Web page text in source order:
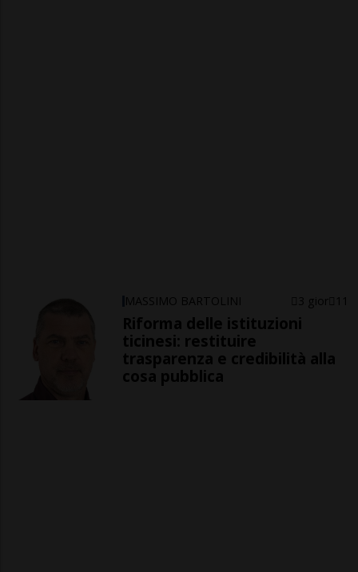
MASSIMO BARTOLINI 3 gior 11
Riforma delle istituzioni
ticinesi: restituire
trasparenza e credibilità alla
cosa pubblica